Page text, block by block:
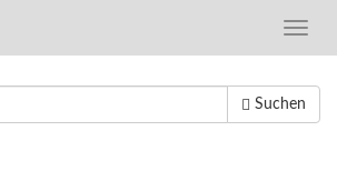
Toggle
Suchen